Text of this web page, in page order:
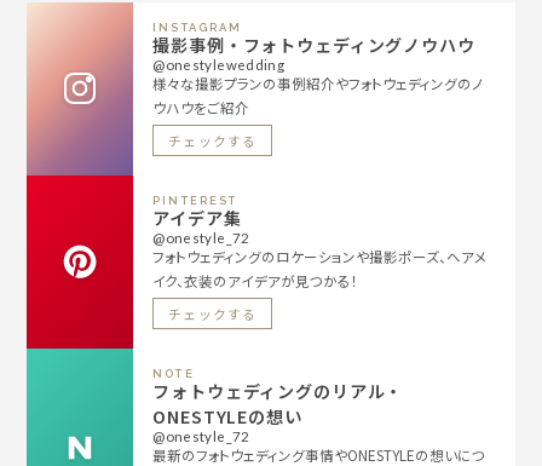
INSTAGRAM
撮影事例・フォトウェディングノウハウ
@onestylewedding
様々な撮影プランの事例紹介やフォトウェディングのノ
ウハウをご紹介
チェックする
PINTEREST
アイデア集
@onestyle_72
フォトウェディングのロケーションや撮影ポーズ、ヘアメ
イク、衣装のアイデアが見つかる！
チェックする
NOTE
フォトウェディングのリアル・
ONESTYLEの想い
@onestyle_72
最新のフォトウェディング事情やONESTYLEの想いにつ